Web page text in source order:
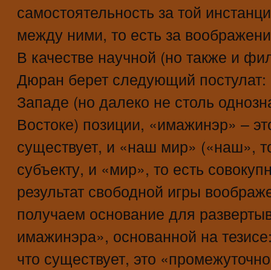
самостоятельность за той
между ними, то есть за
В качестве научной (но также и
Дюран берет следующий
Западе (но далеко не столь
Востоке) позиции, «имажинэр» –
существует, и «наш мир» («наш»,
субъекту, и «мир», то есть
результат свободной игры
получаем основание для
имажинэра», основанной на
что существует, это